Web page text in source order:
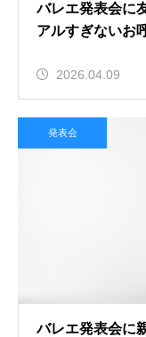
バレエ発表会に
アルすぎないお
2026.04.09
発表会
バレエ発表会に